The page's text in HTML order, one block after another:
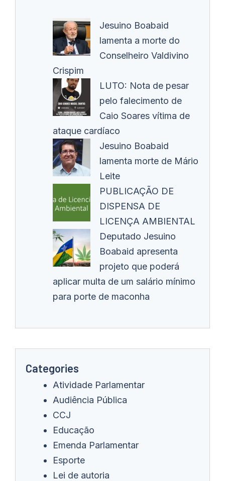
Jesuino Boabaid
lamenta a morte do
Conselheiro Valdivino
Crispim
LUTO: Nota de pesar
pelo falecimento de
Caio Soares vítima de
ataque cardíaco
Jesuino Boabaid
lamenta morte de Mário
Leite
PUBLICAÇÃO DE
DISPENSA DE
LICENÇA AMBIENTAL
Deputado Jesuino
Boabaid apresenta
projeto que poderá
aplicar multa de um salário mínimo
para porte de maconha
Categories
Atividade Parlamentar
Audiência Pública
CCJ
Educação
Emenda Parlamentar
Esporte
Lei de autoria